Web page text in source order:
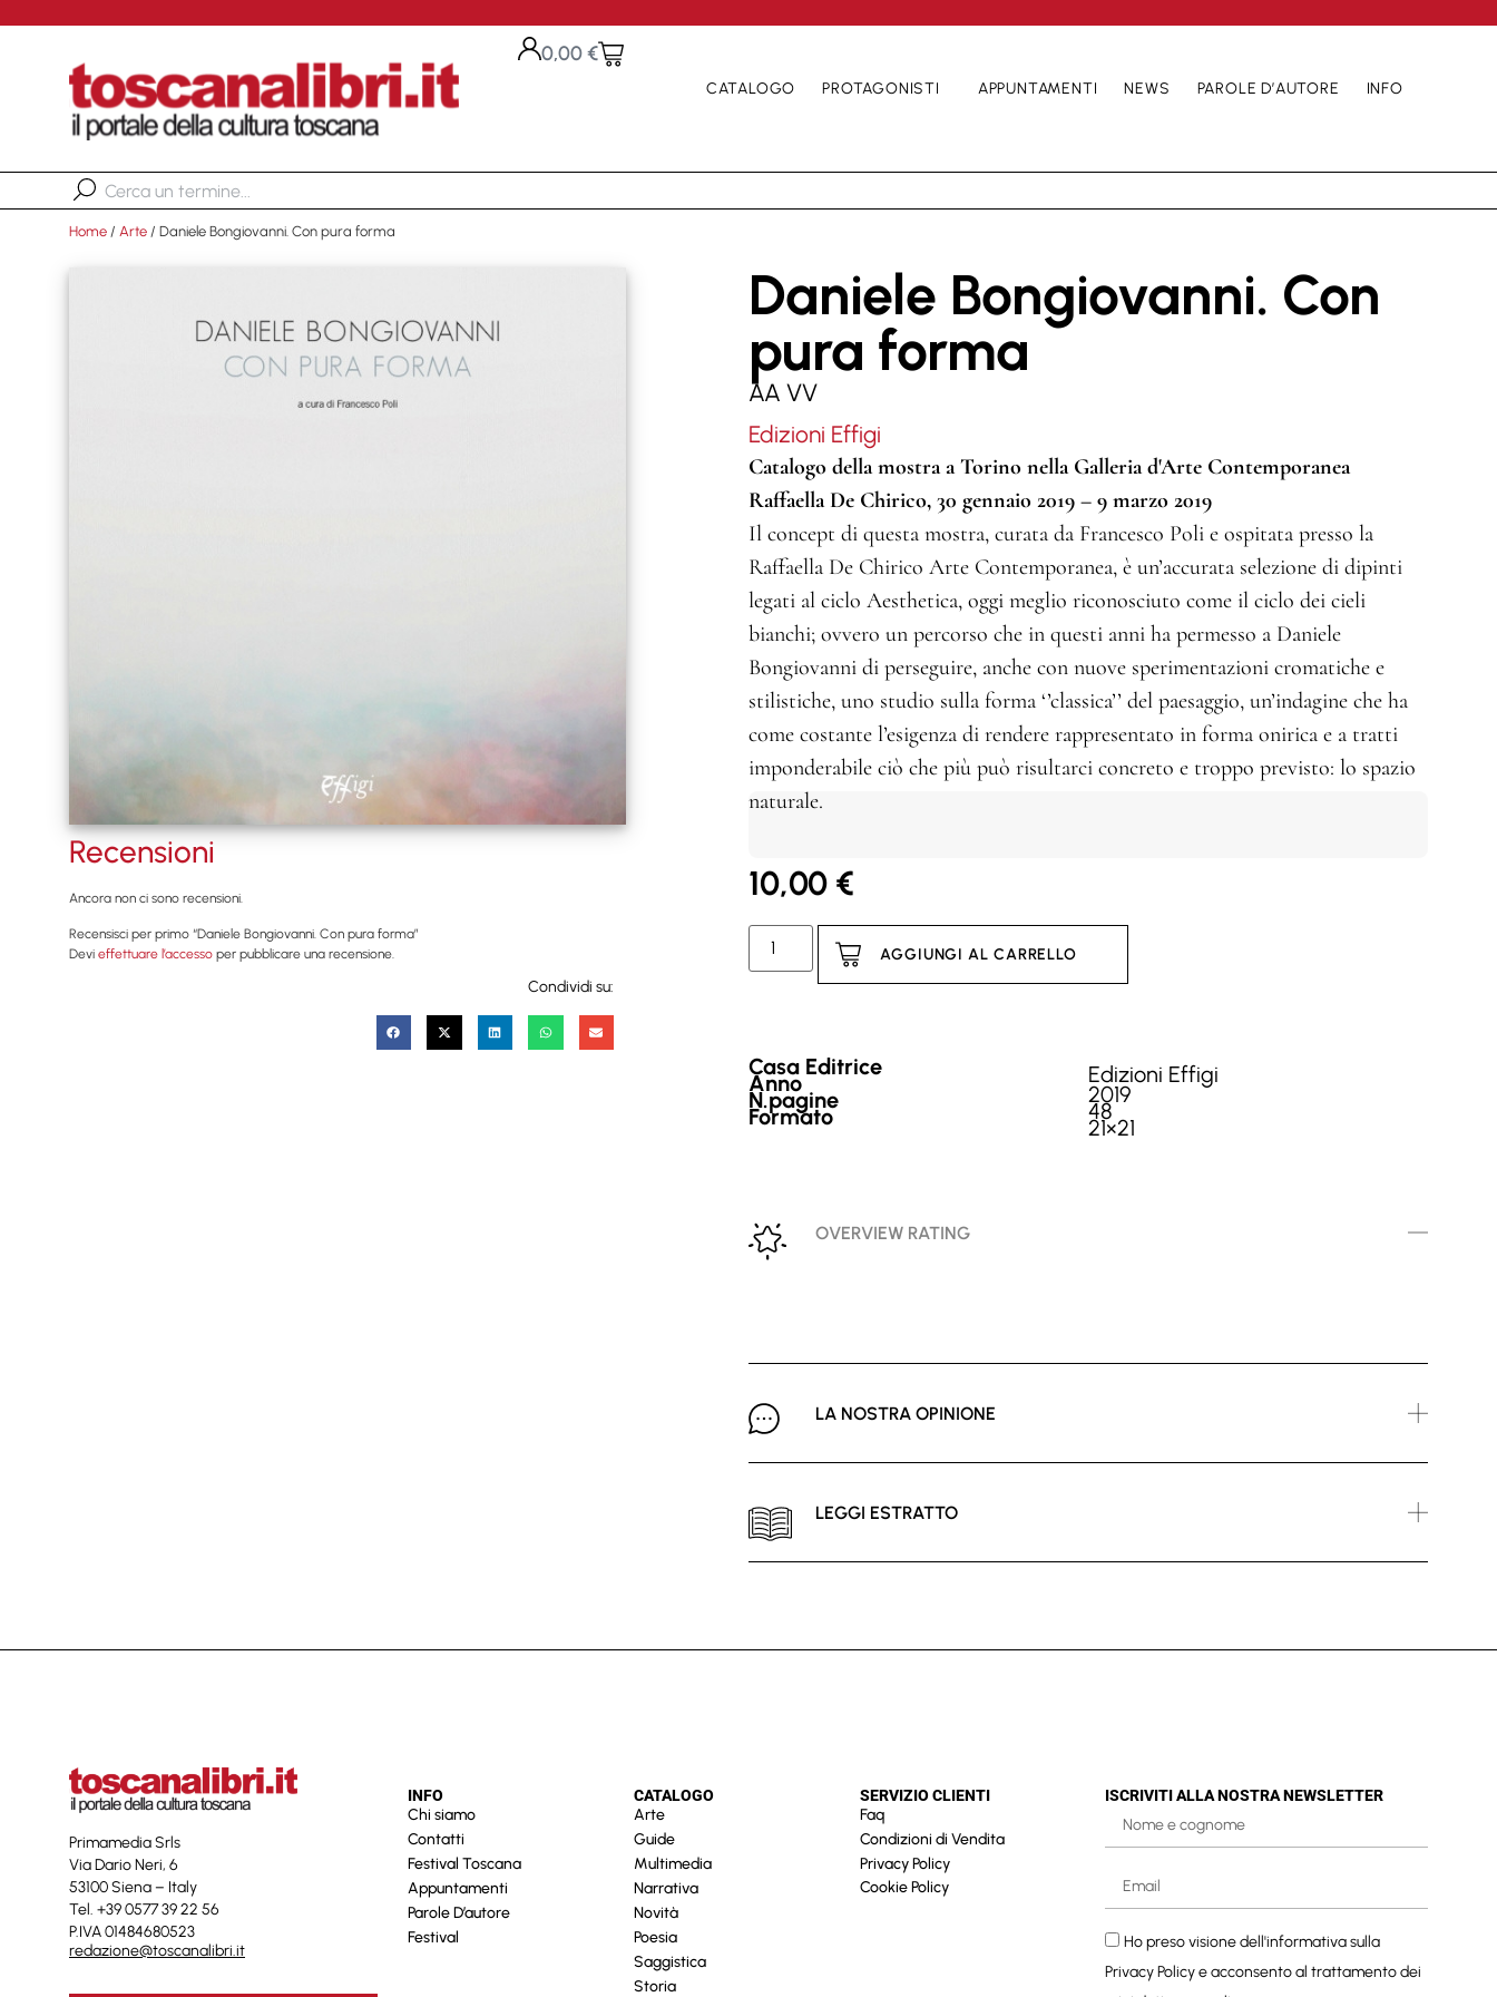
0,00€
CATALOGO PROTAGONISTI APPUNTAMENTI NEWS PAROLE D’AUTORE INFO
Home / Arte / Daniele Bongiovanni. Con pura forma
Recensioni
Ancora non ci sono recensioni.
Recensisci per primo “Daniele Bongiovanni. Con pura forma”
Devi effettuare l’accesso per pubblicare una recensione.
Condividi su:
Daniele Bongiovanni. Con
pura forma
AA VV
Edizioni Effigi
Catalogo della mostra a Torino nella Galleria d'Arte Contemporanea
Raffaella De Chirico, 30 gennaio 2019 – 9 marzo 2019
Il concept di questa mostra, curata da Francesco Poli e ospitata presso la
Raffaella De Chirico Arte Contemporanea, è un’accurata selezione di dipinti
legati al ciclo Aesthetica, oggi meglio riconosciuto come il ciclo dei cieli
bianchi; ovvero un percorso che in questi anni ha permesso a Daniele
Bongiovanni di perseguire, anche con nuove sperimentazioni cromatiche e
stilistiche, uno studio sulla forma ‘’classica’’ del paesaggio, un’indagine che ha
come costante l’esigenza di rendere rappresentato in forma onirica e a tratti
imponderabile ciò che più può risultarci concreto e troppo previsto: lo spazio
naturale.
10,00 €
AGGIUNGI AL CARRELLO
Casa Editrice Edizioni Effigi
Anno 2019
N.pagine 48
Formato 21×21
OVERVIEW RATING
LA NOSTRA OPINIONE
LEGGI ESTRATTO
Primamedia Srls
Via Dario Neri, 6
53100 Siena – Italy
Tel. +39 0577 39 22 56
P.IVA 01484680523
redazione@toscanalibri.it
INFO
Chi siamo
Contatti
Festival Toscana
Appuntamenti
Parole D’autore
Festival
CATALOGO
Arte
Guide
Multimedia
Narrativa
Novità
Poesia
Saggistica
Storia
SERVIZIO CLIENTI
Faq
Condizioni di Vendita
Privacy Policy
Cookie Policy
ISCRIVITI ALLA NOSTRA NEWSLETTER
Ho preso visione dell'informativa sulla
Privacy Policye acconsento al trattamento dei